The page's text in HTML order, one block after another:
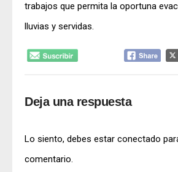
trabajos que permita la oportuna
lluvias y servidas.
Deja una respuesta
Lo siento, debes estar conectado
comentario.